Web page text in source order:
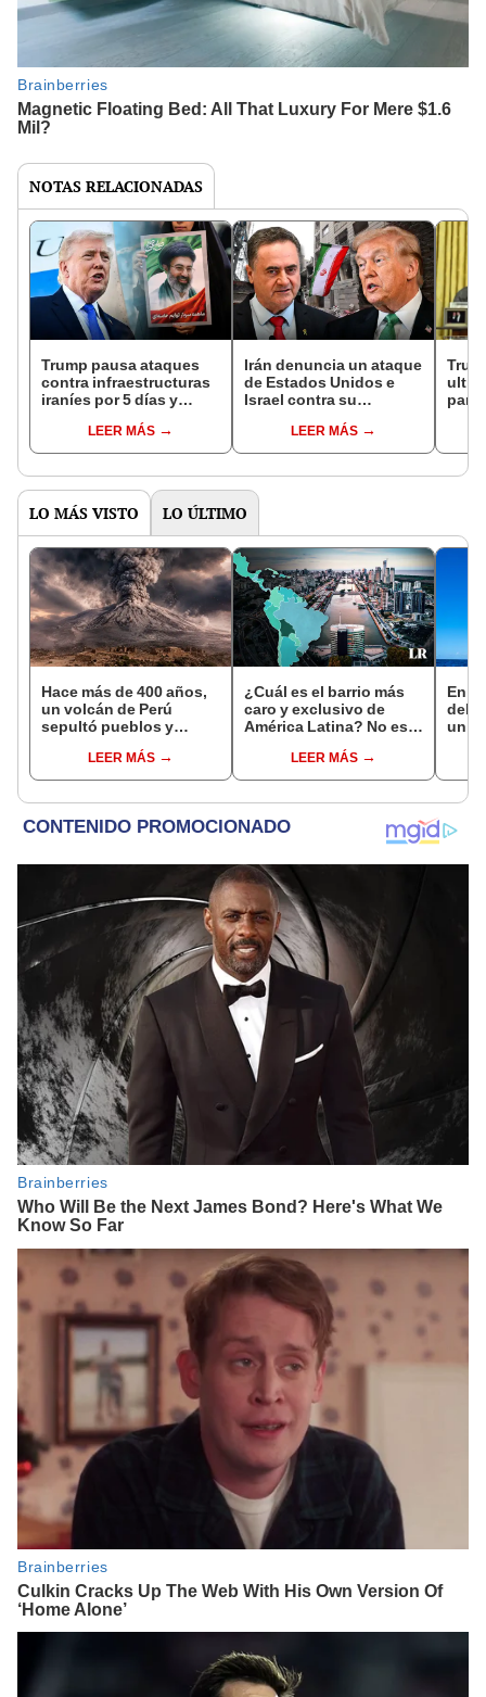
NOTAS RELACIONADAS
Trump pausa ataques
contra infraestructuras
iraníes por 5 días y
"realmente quiere llegar
a un acuerdo"
LEER MÁS
Irán denuncia un ataque
de Estados Unidos e
Israel contra su
NatanzLEER MÁS
para
de
LO MÁS VISTO LO ÚLTIMO
Hace más de 400 años,
un volcán de Perú
sepultó pueblos y
veranos más fríos de la
historia: sigue bajo
LEER MÁS
¿Cuál es el barrio más
caro y exclusivo de
América Latina? No está
LEER MÁS
En
del
un